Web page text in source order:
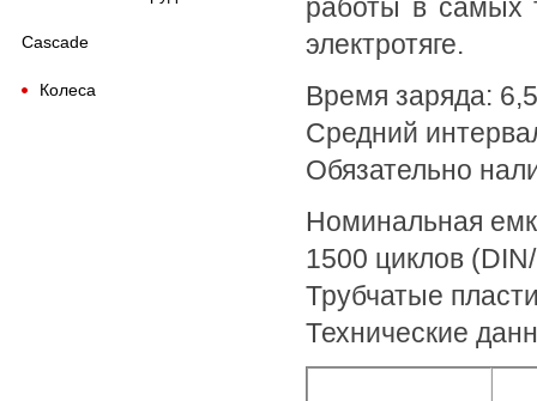
Cascade
Колеса
работы в самых
электротяге.
Время заряда:
Средний
Обязательно
Номинальная
1500 циклов
Трубчатые
Технические